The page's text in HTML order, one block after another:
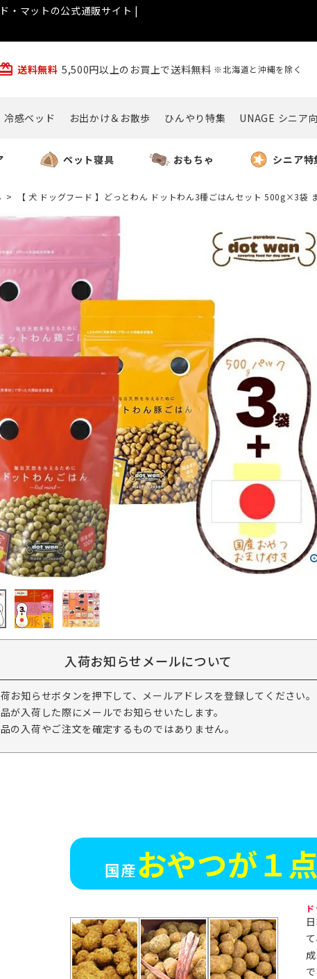
・マットの公式通販サイト |
送料無料 5,500円以上のお買上で送料無料 ※北海道と沖縄を除く
冷感ベッド お出かけ＆お散歩 ひんやり特集 UNAGE シニア
ペット寝具 おもちゃ シニア特
【 犬 ドッグフード 】どっとわん ドットわん3種ごはんセット 500g×3袋
入荷お知らせメールについて
お知らせボタンを押下して、メールアドレスを登録してください。
が入荷した際にメールでお知らせいたします。
の入荷やご注文を確定するものではありません。
国産おやつが１